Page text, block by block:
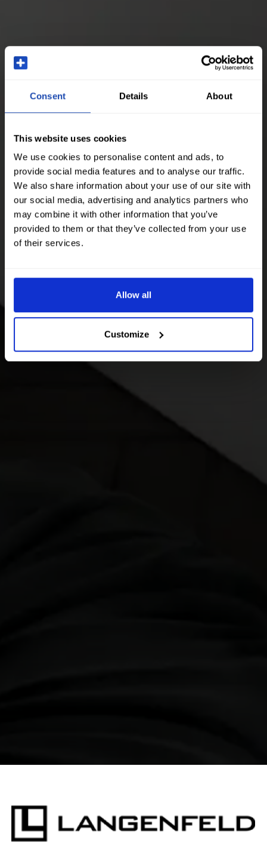
Consent Details About
This website uses cookies
We use cookies to personalise content and ads, to
provide social media features and to analyse our traffic.
We also share information about your use of our site with
our social media, advertising and analytics partners who
may combine it with other information that you’ve
provided to them or that they’ve collected from your use
of their services.
Allow all
Customize